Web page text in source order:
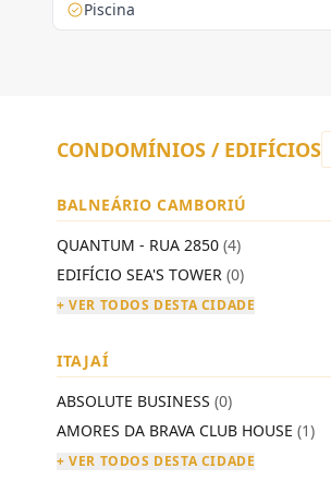
Piscina
CONDOMÍNIOS / EDIFÍCIOS
BALNEÁRIO CAMBORIÚ
QUANTUM - RUA 2850 (4)
EDIFÍCIO SEA'S TOWER (0)
+ VER TODOS DESTA CIDADE
ITAJAÍ
ABSOLUTE BUSINESS (0)
AMORES DA BRAVA CLUB HOUSE (1)
+ VER TODOS DESTA CIDADE